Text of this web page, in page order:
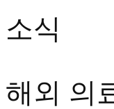
소식
소식
해외 의